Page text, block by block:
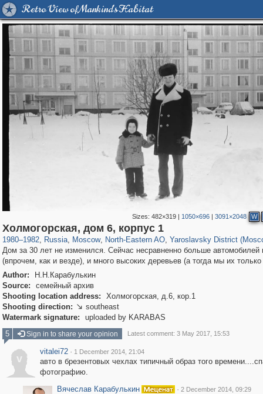
Retro View of Mankind's Habitat
Sizes: 482×319| 1050×696| 3091×2048 W
Холмогорская, дом 6, корпус 1
1980–1982, Russia
1,406,849 29,243
, Moscow
319,861 8,286
, North-Eastern AO
24,490 250
, Yaroslavsky District
Дом за 30 лет не изменился. Сейчас несравненно больше автомобилей
(впрочем, как и везде), и много высоких деревьев (а тогда мы их
Author:
Н.Н.Карабулькин
Source:
семейный архив
Shooting location address:
Холмогорская, д.6, кор.1
Shooting direction:  southeast
Watermark signature:
uploaded by KARABAS
5
Sign in to share your opinion Latest comment: 3 May 2017, 15:53
v
vitalei72 · 1 December 2014, 21:04
авто в брезентовых чехлах типичный образ того
фотографию.
Вячеслав Карабулькин
· 2 December 2014, 09:29